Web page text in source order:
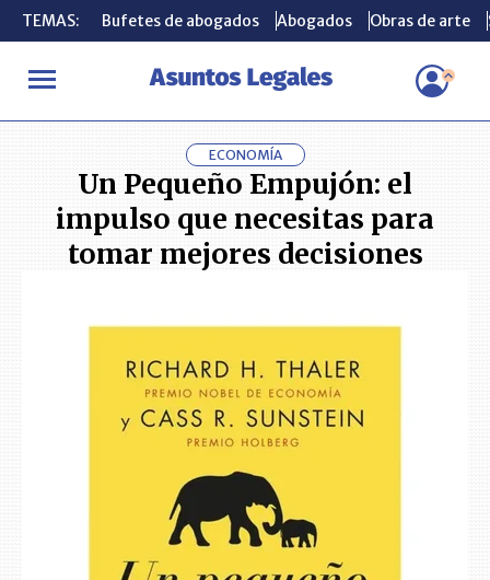
TEMAS: Bufetes de abogados Abogados Obras de arte
INICIO LIBROS Un Pequeño Empujón: el impulso que necesitas
TEMAS: Bufetes de abogados Abogados Obras de arte
ECONOMÍA
Un Pequeño Empujón: el
impulso que necesitas para
tomar mejores decisiones